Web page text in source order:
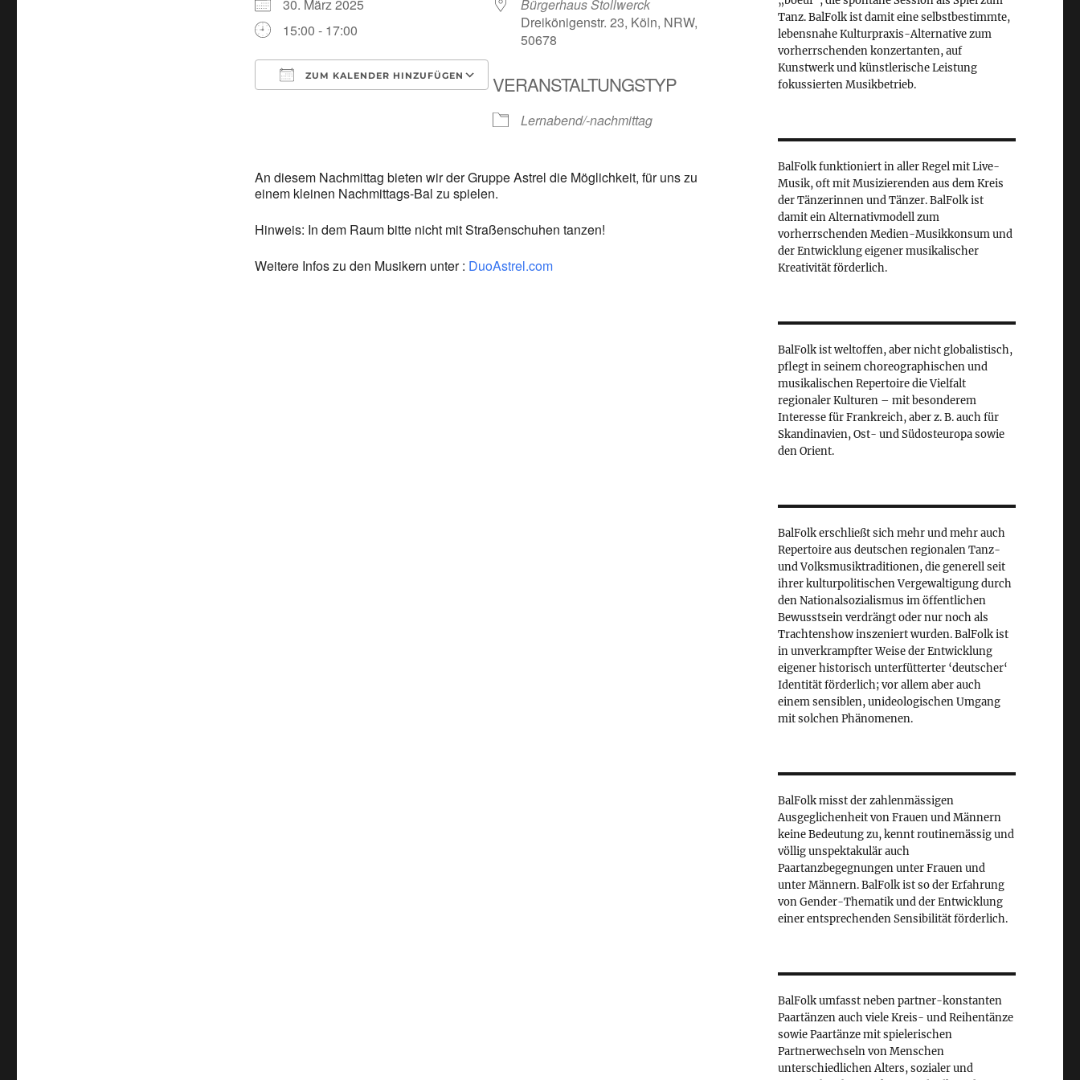
30. März 2025
15:00 - 17:00
ZUM KALENDER HINZUFÜGEN
Bürgerhaus Stollwerck
Dreikönigenstr. 23, Köln, NRW,
50678
VERANSTALTUNGSTYP
Lernabend/-nachmittag
An diesem Nachmittag bieten wir der Gruppe Astrel die Möglichkeit, für uns zu
einem kleinen Nachmittags-Bal zu spielen.
Hinweis: In dem Raum bitte nicht mit Straßenschuhen tanzen!
Weitere Infos zu den Musikern unter : DuoAstrel.com
Tanz. BalFolk ist damit eine selbstbestimmte,
lebensnahe Kulturpraxis-Alternative zum
vorherrschenden konzertanten, auf
Kunstwerk und künstlerische Leistung
fokussierten Musikbetrieb.
BalFolk funktioniert in aller Regel mit Live-
Musik, oft mit Musizierenden aus dem Kreis
der Tänzerinnen und Tänzer. BalFolk ist
damit ein Alternativmodell zum
vorherrschenden Medien-Musikkonsum und
der Entwicklung eigener musikalischer
Kreativität förderlich.
BalFolk ist weltoffen, aber nicht globalistisch,
pflegt in seinem choreographischen und
musikalischen Repertoire die Vielfalt
regionaler Kulturen – mit besonderem
Interesse für Frankreich, aber z. B. auch für
Skandinavien, Ost- und Südosteuropa sowie
den Orient.
BalFolk erschließt sich mehr und mehr auch
Repertoire aus deutschen regionalen Tanz-
und Volksmusiktraditionen, die generell seit
ihrer kulturpolitischen Vergewaltigung durch
den Nationalsozialismus im öffentlichen
Bewusstsein verdrängt oder nur noch als
Trachtenshow inszeniert wurden. BalFolk ist
in unverkrampfter Weise der Entwicklung
eigener historisch unterfütterter ‘deutscher‘
Identität förderlich; vor allem aber auch
einem sensiblen, unideologischen Umgang
mit solchen Phänomenen.
BalFolk misst der zahlenmässigen
Ausgeglichenheit von Frauen und Männern
keine Bedeutung zu, kennt routinemässig und
völlig unspektakulär auch
Paartanzbegegnungen unter Frauen und
unter Männern. BalFolk ist so der Erfahrung
von Gender-Thematik und der Entwicklung
einer entsprechenden Sensibilität förderlich.
BalFolk umfasst neben partner-konstanten
Paartänzen auch viele Kreis- und Reihentänze
sowie Paartänze mit spielerischen
Partnerwechseln von Menschen
unterschiedlichen Alters, sozialer und